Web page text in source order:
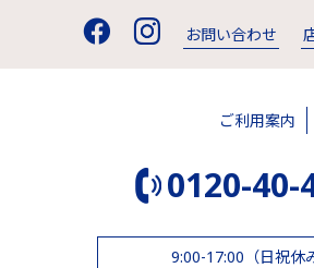
お問い合わせ
ご利用案内
0120-40-
9:00-17:00（日祝休